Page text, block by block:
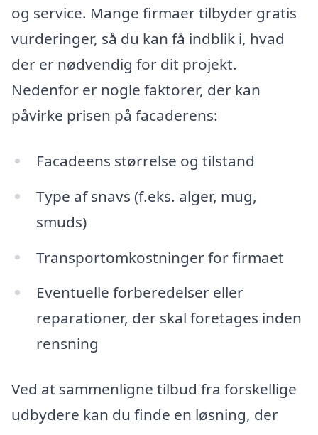
og service. Mange firmaer tilbyder gratis
vurderinger, så du kan få indblik i, hvad
der er nødvendig for dit projekt.
Nedenfor er nogle faktorer, der kan
påvirke prisen på facaderens:
Facadeens størrelse og tilstand
Type af snavs (f.eks. alger, mug,
smuds)
Transportomkostninger for firmaet
Eventuelle forberedelser eller
reparationer, der skal foretages inden
rensning
Ved at sammenligne tilbud fra forskellige
udbydere kan du finde en løsning, der